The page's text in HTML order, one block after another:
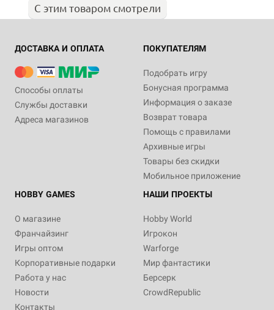
С этим товаром смотрели
ДОСТАВКА И ОПЛАТА
Способы оплаты
Службы доставки
Адреса магазинов
ПОКУПАТЕЛЯМ
Подобрать игру
Бонусная программа
Информация о заказе
Возврат товара
Помощь с правилами
Архивные игры
Товары без скидки
Мобильное приложение
HOBBY GAMES
О магазине
Франчайзинг
Игры оптом
Корпоративные подарки
Работа у нас
Новости
Контакты
НАШИ ПРОЕКТЫ
Hobby World
Игрокон
Warforge
Мир фантастики
Берсерк
CrowdRepublic